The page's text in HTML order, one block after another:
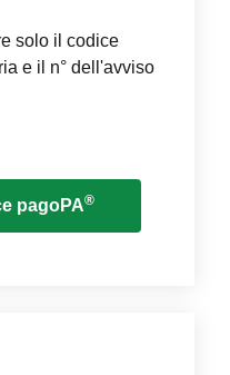
solo il codice
e il n° dell'avviso
pagoPA®